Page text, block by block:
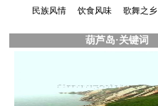
民族风情
饮食风味 歌舞之乡
葫芦岛·关键词